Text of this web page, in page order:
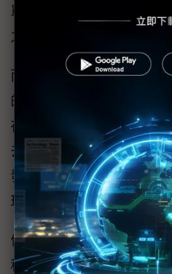
單一年度ASIC出貨顆數，
之多。
而聯發科ASIC業務的成功
的關鍵高層確定升官，聯
在英特爾（Intel）任職的
去這段時間，掌管資料中
發展，在今天確定升職為
理。
值得一提的是，近期聯發
積電研發副總余振華擔任